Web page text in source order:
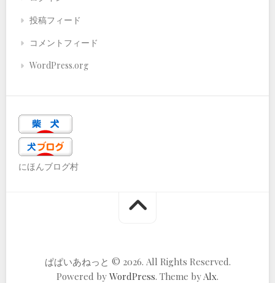
投稿フィード
コメントフィード
WordPress.org
にほんブログ村
ぱぱいあねっと © 2026. All Rights Reserved.
Powered by WordPress. Theme byAlx.